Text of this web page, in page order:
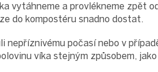
vytáhneme a provlékneme zpět
do kompostéru snadno dostat.
nepříznivému počasí nebo v
víka stejným způsobem,